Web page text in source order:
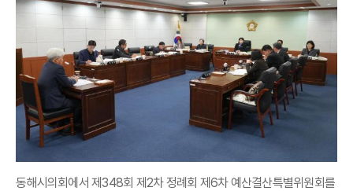
동해시의회에서 제348회 제2차 정례회 제6차 예산결산특별위원회를